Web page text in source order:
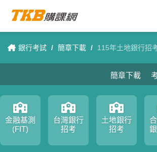
銀行考試 / 簡章下載 / 115年土地銀行招
簡章下載
金融基測
(FIT)
台灣銀行
招考
土地銀行
招考